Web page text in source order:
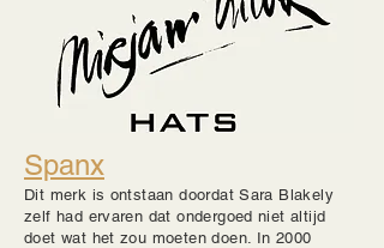
Spanx
Dit merk is ontstaan doordat Sara Blakely
zelf had ervaren dat ondergoed niet altijd
doet wat het zou moeten doen. In 2000